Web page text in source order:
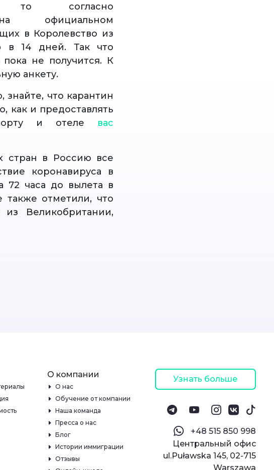
то согласно
в Королевство из
в 14 дней. Так что
не получится. К
анкету.
что карантин
как и предоставлять
и отеле вас
стран в Россию все
коронавируса в
72 часа до вылета в
также отметили, что
Великобритании,
О компании
О нас
Обучение от компании
Наша команда
Пресса о нас
Блог
Истории иммиграции
Отзывы
Узнать больше
‪+48 515 850 998‬
Центральный офис
ul.Puławska 145, 02-715
Warszawa